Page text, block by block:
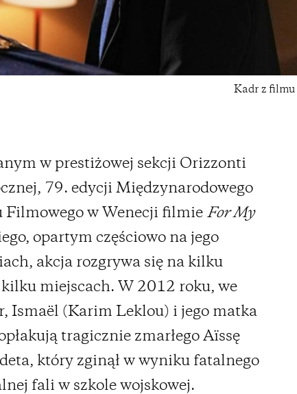
Kadr z filmu
w prestiżowej sekcji Orizzonti
79. edycji Międzynarodowego
Filmowego w Wenecji filmieFor My
opartym częściowo na jego
akcja rozgrywa się na kilku
miejscach. W 2012 roku, we
Ismaël (Karim Leklou) i jego matka
tragicznie zmarłego Aïssę
który zginął w wyniku fatalnego
fali w szkole wojskowej.